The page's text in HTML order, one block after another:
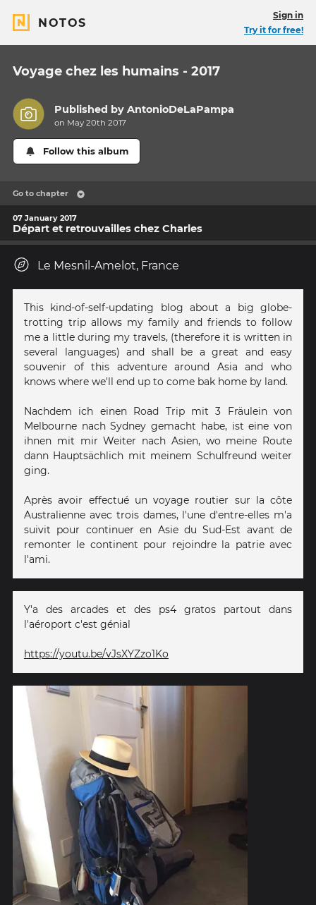
NOTOS
Sign in
Try it for free!
Voyage chez les humains - 2017
Published byAntonioDeLaPampa
on May 20th 2017
Follow this album
Go to chapter
07 January 2017
Départ et retrouvailles chez Charles
Le Mesnil-Amelot, France
This kind-of-self-updating blog about a big globe-
trotting trip allows my family and friends to follow
me a little during my travels, (therefore it is written in
several languages) and shall be a great and easy
souvenir of this adventure around Asia and who
knows where we'll end up to come bak home by land.
Nachdem ich einen Road Trip mit 3 Fräulein von
Melbourne nach Sydney gemacht habe, ist eine von
ihnen mit mir Weiter nach Asien, wo meine Route
dann Hauptsächlich mit meinem Schulfreund weiter
ging.
Après avoir effectué un voyage routier sur la côte
Australienne avec trois dames, l'une d'entre-elles m'a
suivit pour continuer en Asie du Sud-Est avant de
remonter le continent pour rejoindre la patrie avec
l'ami.
Y'a des arcades et des ps4 gratos partout dans
l'aéroport c'est génial
https://youtu.be/vJsXYZzo1Ko